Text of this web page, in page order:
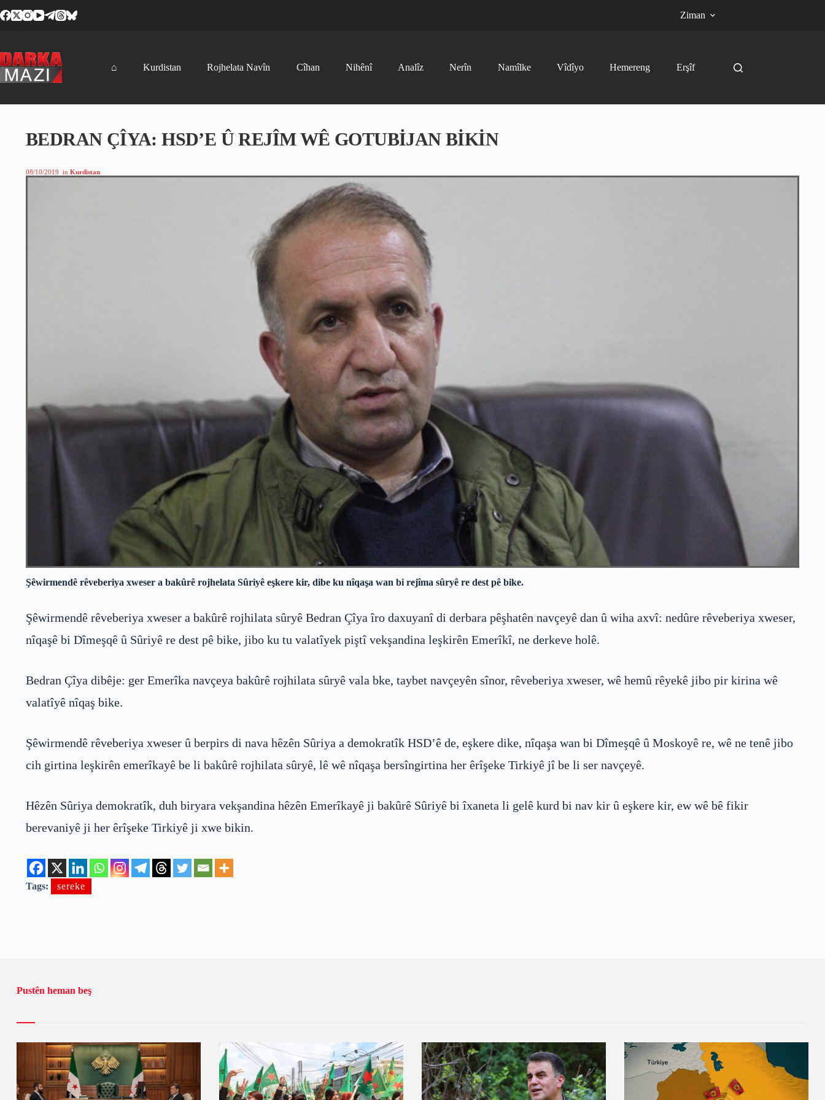
to
Ziman
⌂ Kurdistan Rojhelata Navîn Cîhan Nihênî Analîz Nerîn Namîlke Vîdîyo Hemereng Erşîf
BEDRAN ÇÎYA: HSD’E Û REJÎM WÊ GOTUBİJAN BİKİN
08/10/2019 in Kurdistan
Şêwirmendê rêveberiya xweser a bakûrê rojhelata Sûriyê eşkere kir, dibe ku nîqaşa wan bi rejîma sûryê re dest pê bike.
Şêwirmendê rêveberiya xweser a bakûrê rojhilata sûryê Bedran Çîya îro daxuyanî di derbara pêşhatên navçeyê dan û wiha axvî: nedûre rêveberiya xweser,
nîqaşê bi Dîmeşqê û Sûriyê re dest pê bike, jibo ku tu valatîyek piştî vekşandina leşkirên Emerîkî, ne derkeve holê.
Bedran Çîya dibêje: ger Emerîka navçeya bakûrê rojhilata sûryê vala bke, taybet navçeyên sînor, rêveberiya xweser, wê hemû rêyekê jibo pir kirina wê
valatîyê nîqaş bike.
Şêwirmendê rêveberiya xweser û berpirs di nava hêzên Sûriya a demokratîk HSD’ê de, eşkere dike, nîqaşa wan bi Dîmeşqê û Moskoyê re, wê ne tenê jibo
cih girtina leşkirên emerîkayê be li bakûrê rojhilata sûryê, lê wê nîqaşa bersîngirtina her êrîşeke Tirkiyê jî be li ser navçeyê.
Hêzên Sûriya demokratîk, duh biryara vekşandina hêzên Emerîkayê ji bakûrê Sûriyê bi îxaneta li gelê kurd bi nav kir û eşkere kir, ew wê bê fikir
berevaniyê ji her êrîşeke Tirkiyê ji xwe bikin.
Tags: sereke
Pustên heman beş